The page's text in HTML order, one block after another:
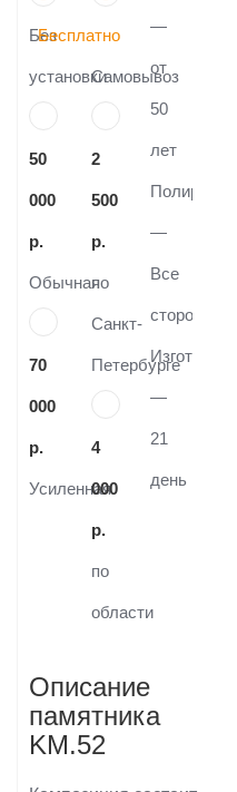
Без
установки
50
000
р.
Обычная
70
000
р.
Усиленная
Бесплатно
Самовывоз
2
500
р.
по
Санкт-
Петербурге
4
000
р.
по
области
—
от
50
лет
Полировка
—
Все
стороны
—
21
день
Описание
памятника
KM.52